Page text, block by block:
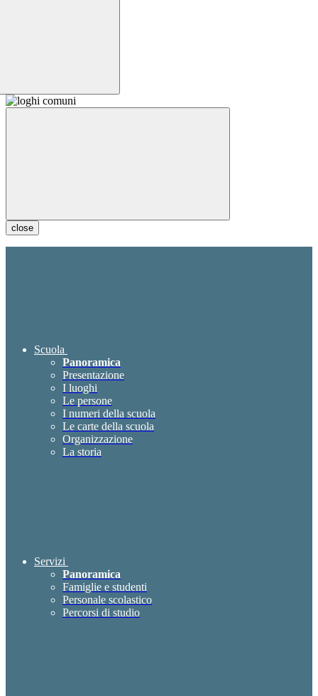
close
Scuola
Panoramica
Presentazione
I luoghi
Le persone
I numeri della scuola
Le carte della scuola
Organizzazione
La storia
Servizi
Panoramica
Famiglie e studenti
Personale scolastico
Percorsi di studio